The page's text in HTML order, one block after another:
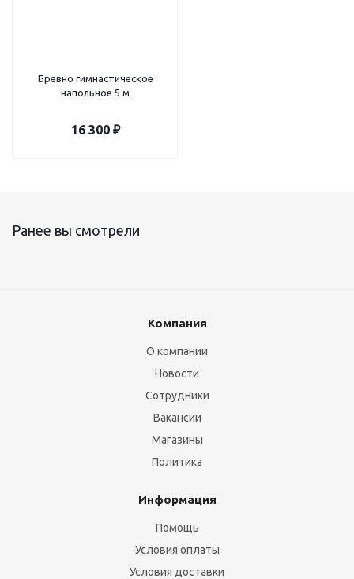
Бревно гимнастическое
напольное 5 м
16 300₽
Ранее вы смотрели
Компания
О компании
Новости
Сотрудники
Вакансии
Магазины
Политика
Информация
Помощь
Условия оплаты
Условия доставки